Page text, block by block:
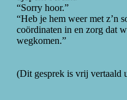
“Sorry hoor.”
“Heb je hem weer met z’n
coördinaten in en zorg dat
wegkomen.”
(Dit gesprek is vrij vertaald